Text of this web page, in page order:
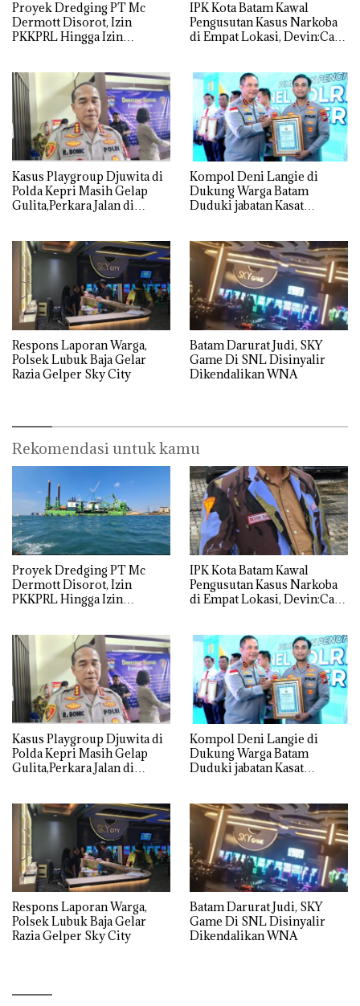
Proyek Dredging PT Mc
Dermott Disorot, Izin
PKKPRL Hingga Izin
IPK Kota Batam Kawal
Pengusutan Kasus Narkoba
di Empat Lokasi, Devin:Cari
Kasus Playgroup Djuwita di
Polda Kepri Masih Gelap
Gulita,Perkara Jalan di
Kompol Deni Langie di
Dukung Warga Batam
Duduki jabatan Kasat
Respons Laporan Warga,
Polsek Lubuk Baja Gelar
Razia Gelper Sky City
Batam Darurat Judi, SKY
Game Di SNL Disinyalir
Dikendalikan WNA
Rekomendasi untuk kamu
Proyek Dredging PT Mc
Dermott Disorot, Izin
PKKPRL Hingga Izin
IPK Kota Batam Kawal
Pengusutan Kasus Narkoba
di Empat Lokasi, Devin:Cari
Kasus Playgroup Djuwita di
Polda Kepri Masih Gelap
Gulita,Perkara Jalan di
Kompol Deni Langie di
Dukung Warga Batam
Duduki jabatan Kasat
Respons Laporan Warga,
Polsek Lubuk Baja Gelar
Razia Gelper Sky City
Batam Darurat Judi, SKY
Game Di SNL Disinyalir
Dikendalikan WNA